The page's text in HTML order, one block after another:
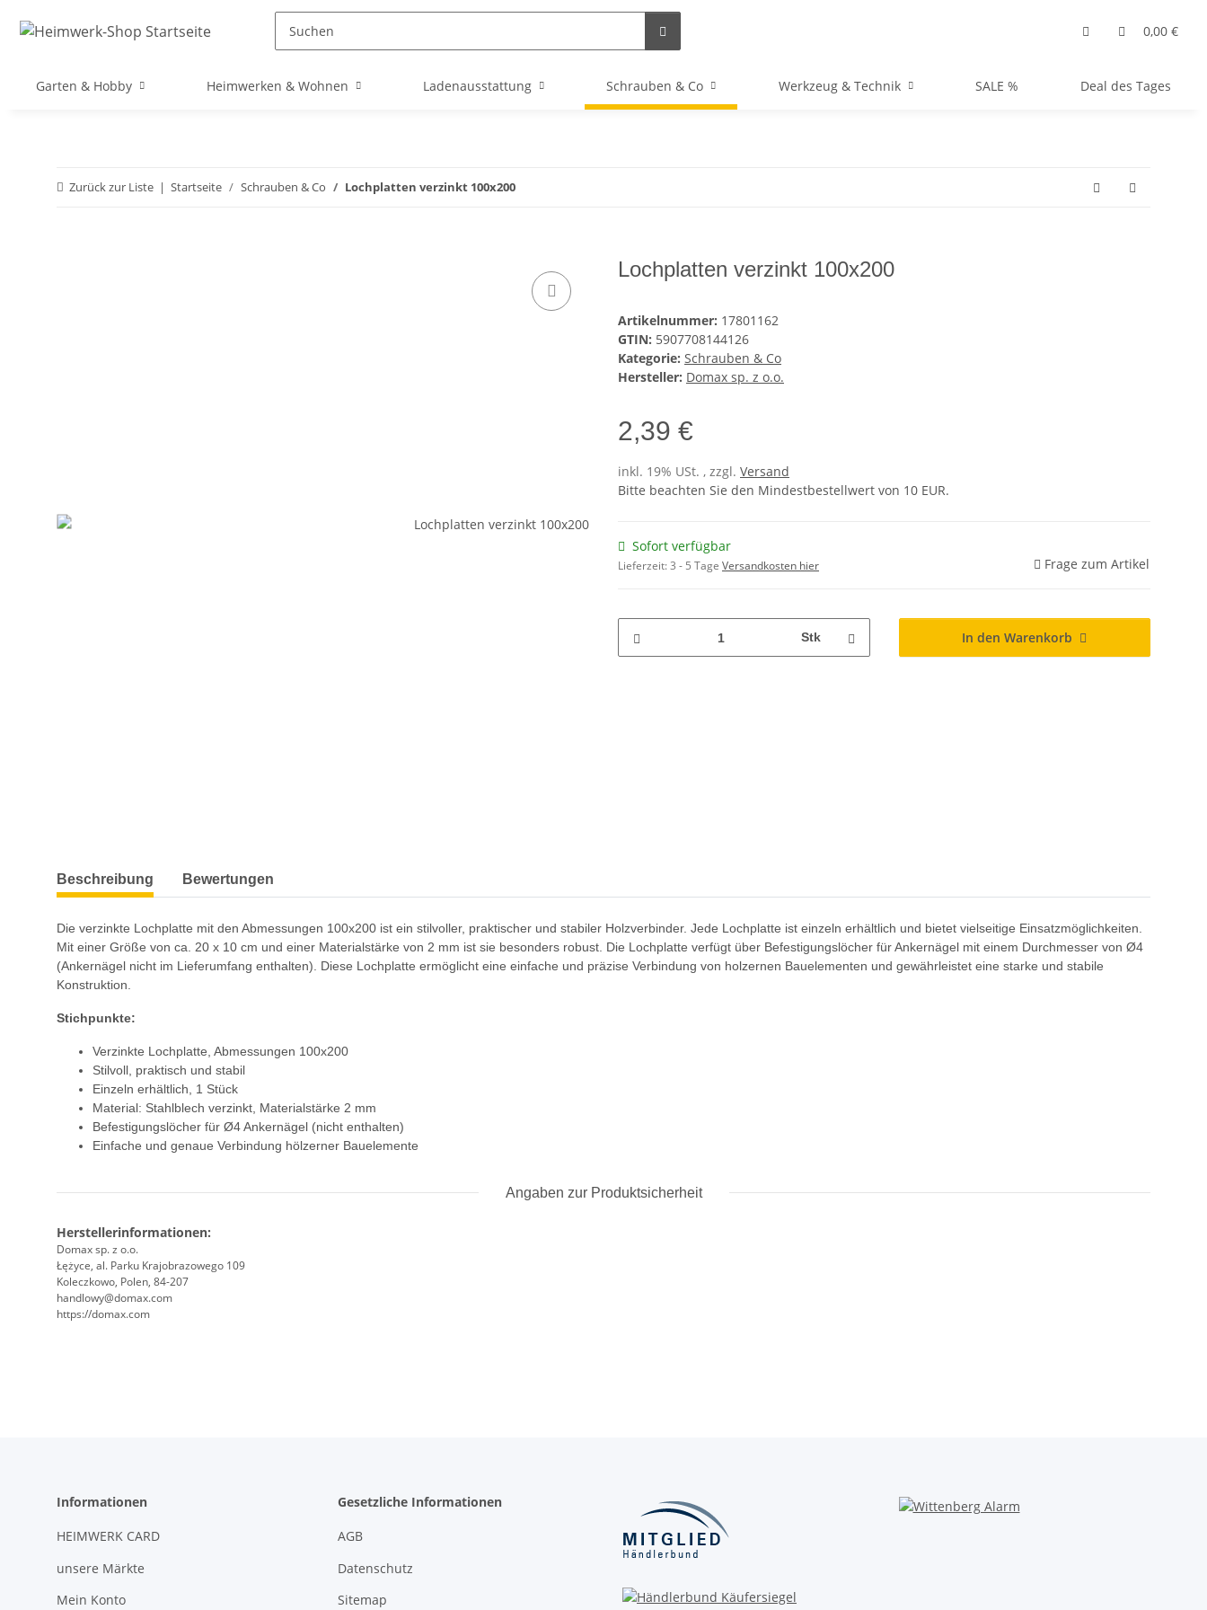
0,00 €
Garten & Hobby Heimwerken & Wohnen Ladenausstattung Schrauben & Co Werkzeug & Technik SALE % Deal des Tages
Zurück zur Liste Startseite Schrauben & Co Lochplatten verzinkt 100x200
Lochplatten verzinkt 100x200
Artikelnummer: 17801162
GTIN: 5907708144126
Kategorie: Schrauben & Co
Hersteller: Domax sp. z o.o.
2,39 €
inkl. 19% USt. , zzgl. Versand
Bitte beachten Sie den Mindestbestellwert von 10 EUR.
Sofort verfügbar
Lieferzeit:3 - 5 Tage Versandkosten hier Frage zum Artikel
Stk In den Warenkorb
weitere Registerkarten anzeigen
Beschreibung Bewertungen
Die verzinkte Lochplatte mit den Abmessungen 100x200 ist ein stilvoller, praktischer und stabiler Holzverbinder. Jede Lochplatte ist einzeln erhältlich und bietet vielseitige Einsatzmöglichkeiten.
Mit einer Größe von ca. 20 x 10 cm und einer Materialstärke von 2 mm ist sie besonders robust. Die Lochplatte verfügt über Befestigungslöcher für Ankernägel mit einem Durchmesser von Ø4
(Ankernägel nicht im Lieferumfang enthalten). Diese Lochplatte ermöglicht eine einfache und präzise Verbindung von holzernen Bauelementen und gewährleistet eine starke und stabile
Konstruktion.
Stichpunkte:
Verzinkte Lochplatte, Abmessungen 100x200
Stilvoll, praktisch und stabil
Einzeln erhältlich, 1 Stück
Material: Stahlblech verzinkt, Materialstärke 2 mm
Befestigungslöcher für Ø4 Ankernägel (nicht enthalten)
Einfache und genaue Verbindung hölzerner Bauelemente
Angaben zur Produktsicherheit
Herstellerinformationen:
Domax sp. z o.o.
Łężyce, al. Parku Krajobrazowego 109
Koleczkowo, Polen, 84-207
handlowy@domax.com
https://domax.com
Informationen
HEIMWERK CARD
unsere Märkte
Mein Konto
Gesetzliche Informationen
AGB
Datenschutz
Sitemap